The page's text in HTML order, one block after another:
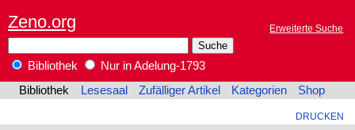
Zeno.org Erweiterte Suche
Bibliothek
Nur in Adelung-1793
Bibliothek
Lesesaal Zufälliger Artikel Kategorien Shop
DRUCKEN